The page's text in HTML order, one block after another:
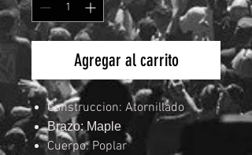
Agregar al carrito
Construccion: Atornillado
Brazo: Maple
Cuerpo: Poplar